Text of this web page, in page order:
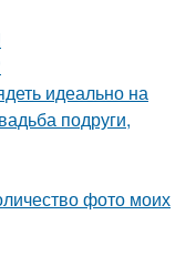
идеально на
подруги,
фото моих